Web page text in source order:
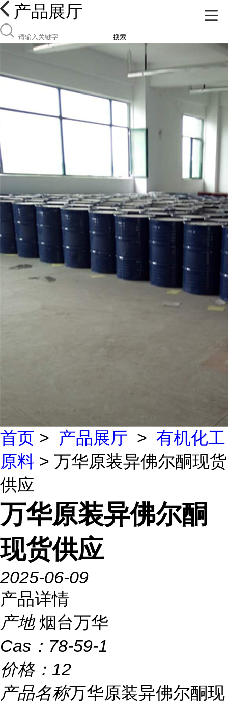
产品展厅
搜索
首页 > 产品展厅 > 有机化工
原料 > 万华原装异佛尔酮现货
供应
万华原装异佛尔酮
现货供应
2025-06-09
产品详情
产地 烟台万华
Cas： 78-59-1
价格： 12
产品名称万华原装异佛尔酮现